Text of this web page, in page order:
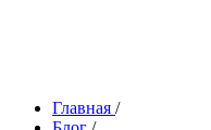
Главная /